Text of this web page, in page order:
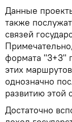
Данные
также
связей
формата "3+3"
этих
однозначно
развитию этой
Достаточно